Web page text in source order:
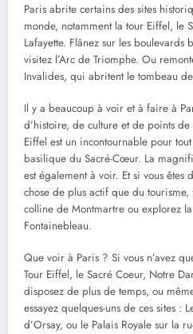
Paris abrite certains des sites
monde, notamment la tour Eiffel, le
Lafayette. Flânez sur les
visitez l’Arc de Triomphe. Ou
Invalides, qui abritent le tombeau
Il y a beaucoup à voir et à faire à
d’histoire, de culture et de points
Eiffel est un incontournable pour
basilique du Sacré-Cœur. La
est également à voir. Et si vous êtes
chose de plus actif que du
colline de Montmartre ou explorez
Fontainebleau.
Que voir à Paris ? Si vous n’avez
Tour Eiffel, le Sacré Coeur, Notre
disposez de plus de temps, ou
essayez quelques-uns de ces sites :
d’Orsay, ou le Palais Royale sur la